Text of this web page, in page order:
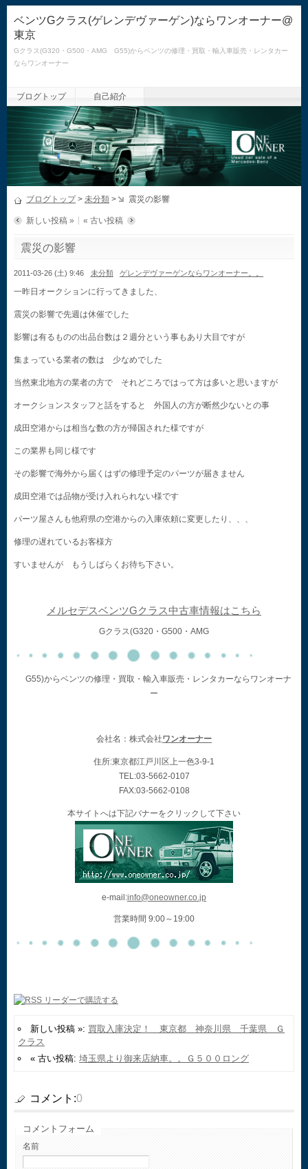
ベンツGクラス(ゲレンデヴァーゲン)ならワンオーナー@
東京
Gクラス(G320・G500・AMG G55)からベンツの修理・買取・輸入車販売・レンタカー
ならワンオーナー
ブログトップ 自己紹介
ブログトップ> 未分類 > 震災の影響
新しい投稿 » « 古い投稿
震災の影響
2011-03-26 (土) 9:46 未分類 ゲレンデヴァーゲンならワンオーナー。。
一昨日オークションに行ってきました、
震災の影響で先週は休催でした
影響は有るものの出品台数は２週分という事もあり大目ですが
集まっている業者の数は 少なめでした
当然東北地方の業者の方で それどころではって方は多いと思いますが
オークションスタッフと話をすると 外国人の方が断然少ないとの事
成田空港からは相当な数の方が帰国された様ですが
この業界も同じ様です
その影響で海外から届くはずの修理予定のパーツが届きません
成田空港では品物が受け入れられない様です
パーツ屋さんも他府県の空港からの入庫依頼に変更したり、、、
修理の遅れているお客様方
すいませんが もうしばらくお待ち下さい。
メルセデスベンツGクラス中古車情報はこちら
Gクラス(G320・G500・AMG
G55)からベンツの修理・買取・輸入車販売・レンタカーならワンオーナ
ー
会社名：株式会社ワンオーナー
住所:東京都江戸川区上一色3-9-1
TEL:03-5662-0107
FAX:03-5662-0108
本サイトへは下記バナーをクリックして下さい
e-mail:info@oneowner.co.jp
営業時間 9:00～19:00
新しい投稿 »: 買取入庫決定！ 東京都 神奈川県 千葉県 Ｇ
クラス
« 古い投稿: 埼玉県より御来店納車。。Ｇ５００ロング
コメント:0
コメントフォーム
名前